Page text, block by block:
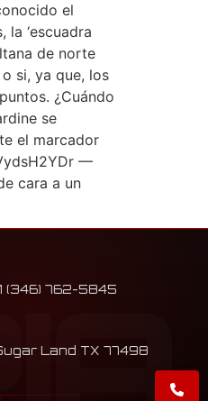
el
la ‘escuadra
de norte
si, ya que, los
¿Cuándo
se
el marcador
—
cara a un
(346) 762-5845
Land TX 77498